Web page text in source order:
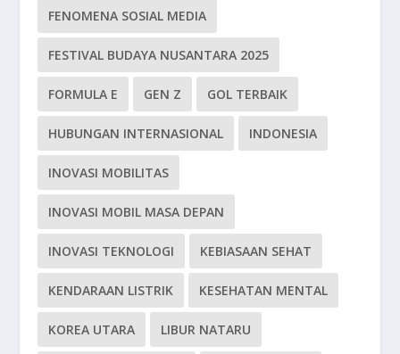
FENOMENA SOSIAL MEDIA
FESTIVAL BUDAYA NUSANTARA 2025
FORMULA E GEN Z GOL TERBAIK
HUBUNGAN INTERNASIONAL INDONESIA
INOVASI MOBILITAS
INOVASI MOBIL MASA DEPAN
INOVASI TEKNOLOGI KEBIASAAN SEHAT
KENDARAAN LISTRIK KESEHATAN MENTAL
KOREA UTARA LIBUR NATARU